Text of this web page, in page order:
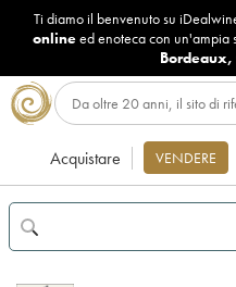
Ti diamo il benvenuto su
onlineed enoteca con un'ampia
Bordeaux,
Acquistare VENDERE